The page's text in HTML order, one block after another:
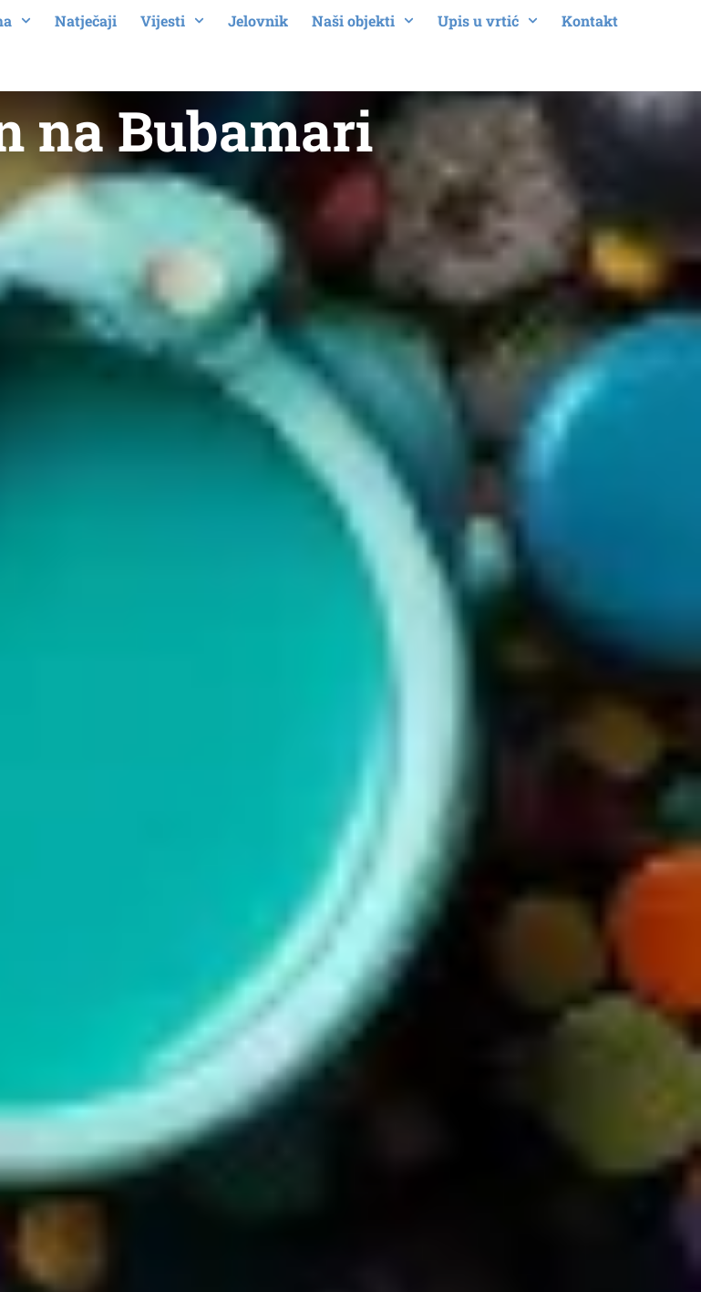
Natječaji Vijesti Jelovnik Naši objekti Upis u vrtić Kontakt
na Bubamari